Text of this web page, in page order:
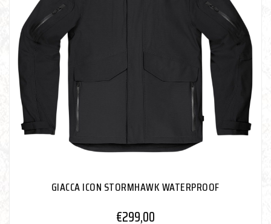
GIACCA ICON STORMHAWK WATERPROOF
€299,00